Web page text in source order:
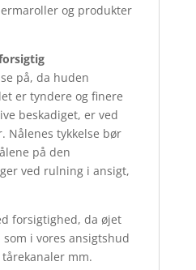
og produkter
på, da huden
er tyndere og finere
beskadiget, er ved
Nålenes tykkelse bør
på den
ved rulning i ansigt,
forsigtighed, da øjet
i vores ansigtshud
mm.